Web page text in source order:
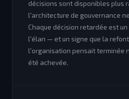
décisions sont disponibles plus
l'architecture de gouvernance
Chaque décision retardée est
l'élan — et un signe que la
l'organisation pensait terminée
été achevée.